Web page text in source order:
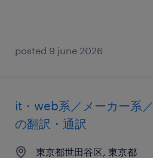
posted 9 june 2026
it・web系／メーカー系
の翻訳・通訳
東京都世田谷区, 東京都